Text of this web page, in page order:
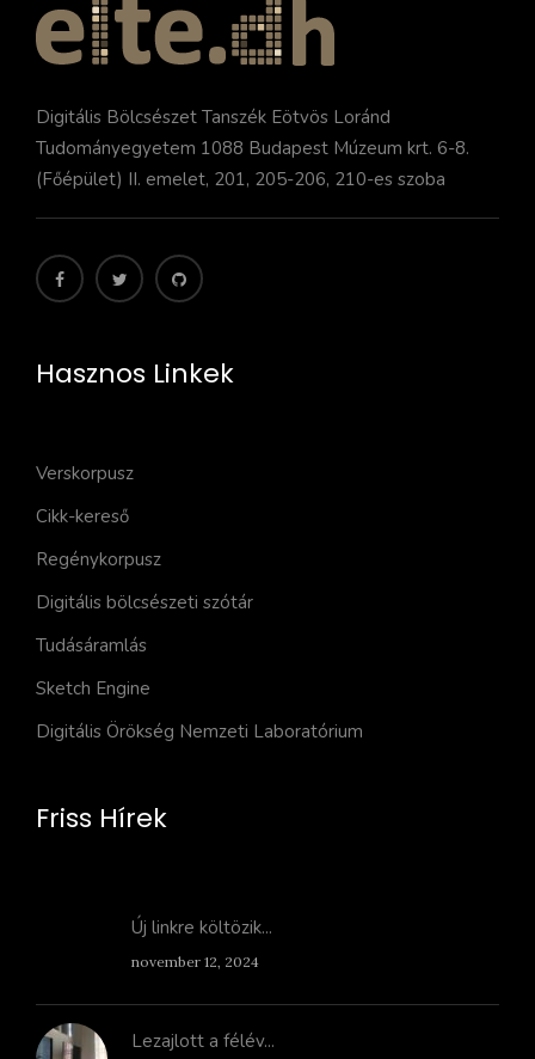
Digitális Bölcsészet Tanszék Eötvös Loránd
Tudományegyetem 1088 Budapest Múzeum krt. 6-8.
(Főépület) II. emelet, 201, 205-206, 210-es szoba
Hasznos Linkek
Verskorpusz
Cikk-kereső
Regénykorpusz
Digitális bölcsészeti szótár
Tudásáramlás
Sketch Engine
Digitális Örökség Nemzeti Laboratórium
Friss Hírek
Új linkre költözik...
november 12, 2024
Lezajlott a félév...